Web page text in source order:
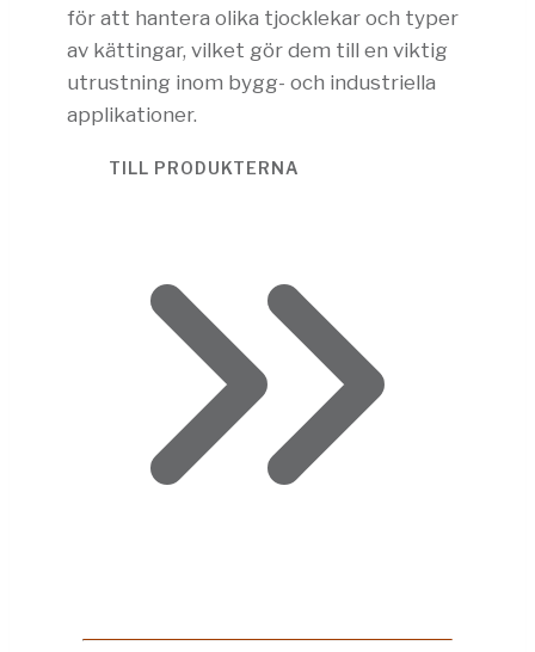
för att hantera olika tjocklekar och typer
av kättingar, vilket gör dem till en viktig
utrustning inom bygg- och industriella
applikationer.
TILL PRODUKTERNA